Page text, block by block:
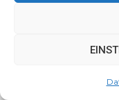
verbessern. Wir